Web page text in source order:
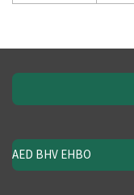
AED BHV EHBO